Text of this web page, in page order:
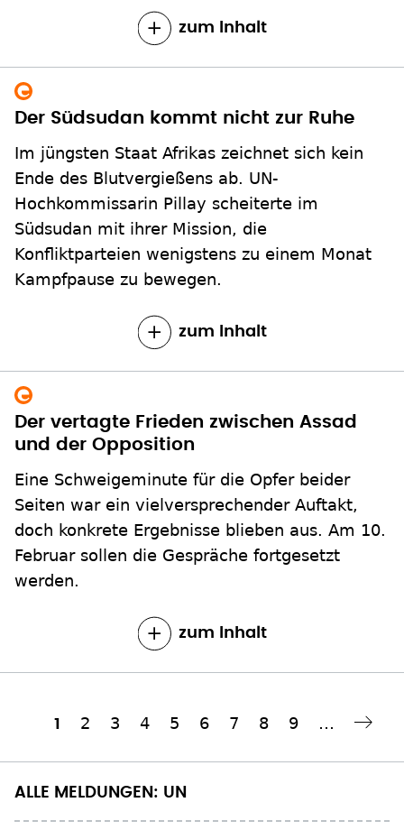
zum Inhalt
Der Südsudan kommt nicht zur Ruhe
Im jüngsten Staat Afrikas zeichnet sich kein
Ende des Blutvergießens ab. UN-
Hochkommissarin Pillay scheiterte im
Südsudan mit ihrer Mission, die
Konfliktparteien wenigstens zu einem Monat
Kampfpause zu bewegen.
zum Inhalt
Der vertagte Frieden zwischen Assad
und der Opposition
Eine Schweigeminute für die Opfer beider
Seiten war ein vielversprechender Auftakt,
doch konkrete Ergebnisse blieben aus. Am 10.
Februar sollen die Gespräche fortgesetzt
werden.
zum Inhalt
Aktuelle
1 Seite
2 Seite
3 Seite
4 Seite
5 Seite
6 Seite
7 Seite
8 Seite
9 …
Nächste Seite
ALLE MELDUNGEN: UN